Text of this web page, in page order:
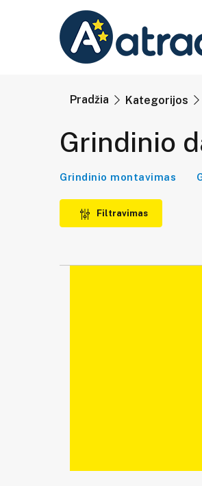
Pradžia Kategorijos
Grindinio
Grindinio montavimas
Filtravimas